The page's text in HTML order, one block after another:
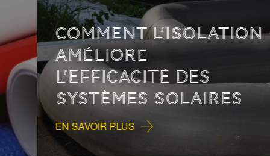
COMMENT L’ISOLATION
AMÉLIORE
L’EFFICACITÉ DES
SYSTÈMES SOLAIRES
EN SAVOIR PLUS